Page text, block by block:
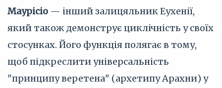
Маурісіо — інший залицяльник Еухенії,
який також демонструє циклічність у своїх
стосунках. Його функція полягає в тому,
щоб підкреслити універсальність
"принципу веретена" (архетипу Арахни) у